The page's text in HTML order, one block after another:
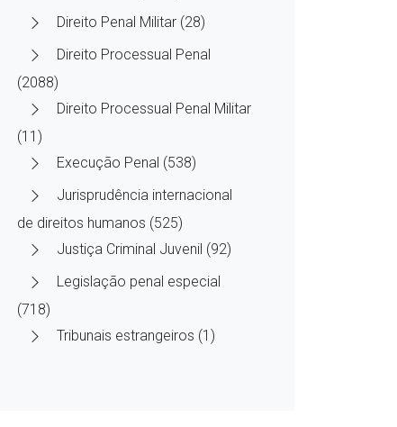
Direito Penal Militar (28)
Direito Processual Penal
(2088)
Direito Processual Penal Militar
(11)
Execução Penal (538)
Jurisprudência internacional
de direitos humanos (525)
Justiça Criminal Juvenil (92)
Legislação penal especial
(718)
Tribunais estrangeiros (1)